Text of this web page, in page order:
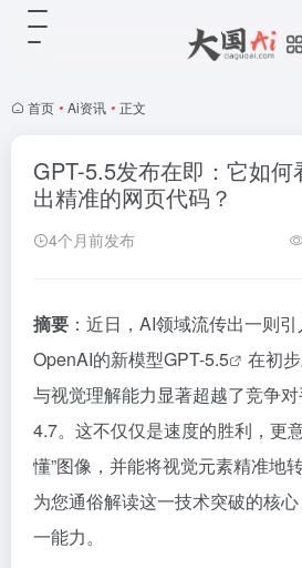
首页 • Ai资讯 • 正文
GPT-5.5发布在即：它如
出精准的网页代码？
4个月前发布
摘要 ：近日，AI领域流传出一则
OpenAI的新模型GPT-5.5
在初
与视觉理解能力显著超越了竞争
4.7。这不仅仅是速度的胜利，更
懂”图像，并能将视觉元素精准地
为您通俗解读这一技术突破的核
一能力。